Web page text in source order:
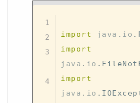
import java . io .
import
java . io .
import
java . io .